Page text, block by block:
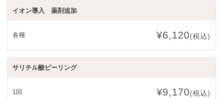
イオン導入 薬剤追加
各種 ¥6,120(税込)
サリチル酸ピーリング
1回 ¥9,170(税込)